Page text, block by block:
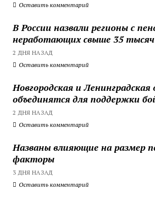
Оставить комментарий
В России назвали регионы с
неработающих свыше 35 тысяч
2 ДНЯ НАЗАД
Оставить комментарий
Новгородская и Ленинградская
объединятся для поддержки
2 ДНЯ НАЗАД
Оставить комментарий
Названы влияющие на размер
факторы
3 ДНЯ НАЗАД
Оставить комментарий